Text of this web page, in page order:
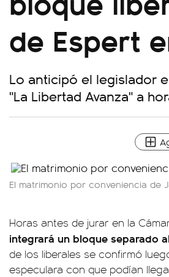
de Espert
Lo anticipó el legislador
"La Libertad Avanza" a
El matrimonio por conveniencia de
Horas antes de jurar en la
integrará un bloque separado
de los liberales se confirmó
especulara con que podían